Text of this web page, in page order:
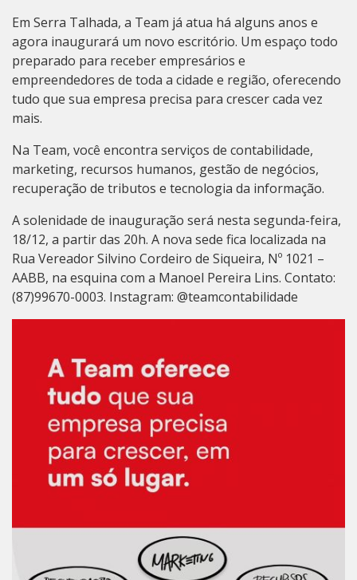
Em Serra Talhada, a Team já atua há alguns anos e
agora inaugurará um novo escritório. Um espaço todo
preparado para receber empresários e
empreendedores de toda a cidade e região, oferecendo
tudo que sua empresa precisa para crescer cada vez
mais.
Na Team, você encontra serviços de contabilidade,
marketing, recursos humanos, gestão de negócios,
recuperação de tributos e tecnologia da informação.
A solenidade de inauguração será nesta segunda-feira,
18/12, a partir das 20h. A nova sede fica localizada na
Rua Vereador Silvino Cordeiro de Siqueira, Nº 1021 –
AABB, na esquina com a Manoel Pereira Lins. Contato:
(87)99670-0003. Instagram: @teamcontabilidade